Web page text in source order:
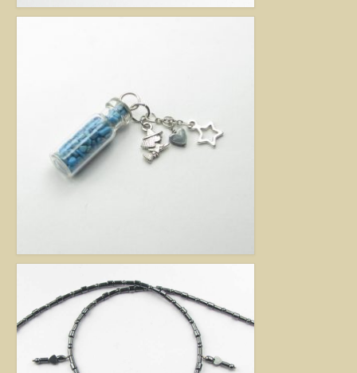
Csillagjegyes babalánc rendelésre
A szobai növények, kaktuszok a lakás díszei, de sajnos nem vagy csak ritkán
virágoznak.Biztosan Ön is szép kaspóba vagy díszes tartóba teszi őket, de
ennél többet is tehet értük. A kézműves Virág ékszerekkel színesebbé és
egyedibbé varázsolhatja virágait. Ezeket a díszeket ásvány, féldrágakő,
kristály felhasználásával, dróthajlításos technikával készítettem, és
garantáltan nincs két egyforma közöttük. Ha cserepes növényt ajándékoz